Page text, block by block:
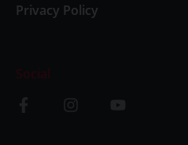
Privacy Policy
Social